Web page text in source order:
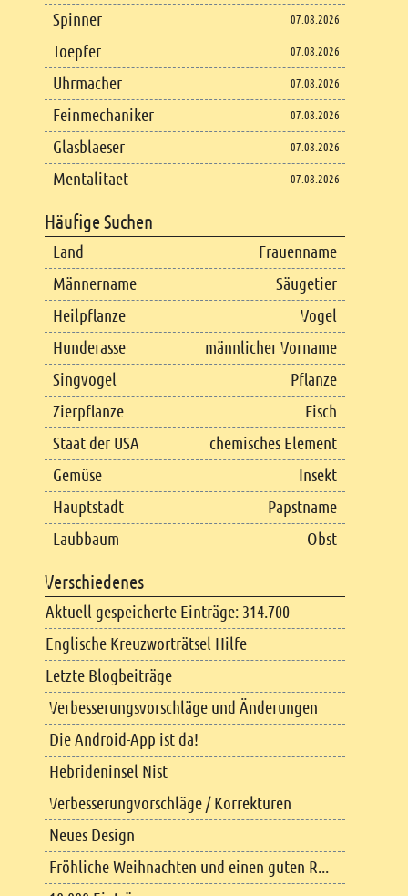
Spinner 07.08.2026
Toepfer 07.08.2026
Uhrmacher 07.08.2026
Feinmechaniker 07.08.2026
Glasblaeser 07.08.2026
Mentalitaet 07.08.2026
Häufige Suchen
Land
Frauenname
Männername
Säugetier
Heilpflanze
Vogel
Hunderasse
männlicher Vorname
Singvogel
Pflanze
Zierpflanze
Fisch
Staat der USA
chemisches Element
Gemüse
Insekt
Hauptstadt
Papstname
Laubbaum
Obst
Verschiedenes
Aktuell gespeicherte Einträge: 314.700
Englische Kreuzworträtsel Hilfe
Letzte Blogbeiträge
Verbesserungsvorschläge und Änderungen
Die Android-App ist da!
Hebrideninsel Nist
Verbesserungvorschläge / Korrekturen
Neues Design
Fröhliche Weihnachten und einen guten R...